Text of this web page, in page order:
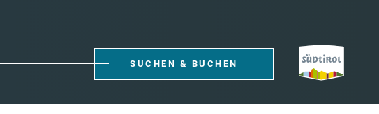
SUCHEN & BUCHEN